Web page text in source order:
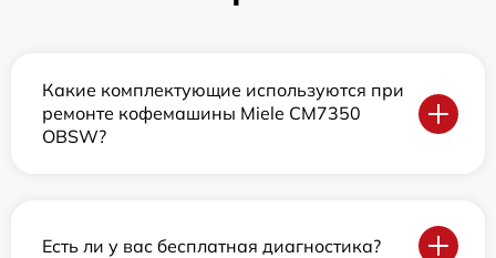
Какие комплектующие используются при
ремонте кофемашины Miele CM7350
OBSW?
Есть ли у вас бесплатная диагностика?